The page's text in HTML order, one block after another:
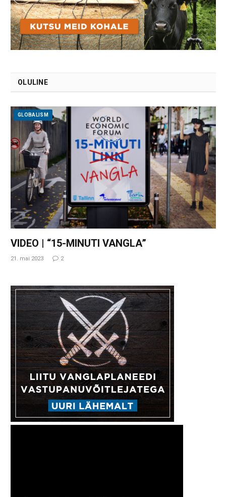
OLULINE
GLOBALISM
VIDEO | “15-MINUTI VANGLA”
21. mai 2023 2